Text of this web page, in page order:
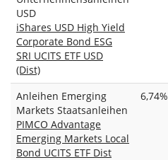
USD
iShares USD High Yield
Corporate Bond ESG
SRI UCITS ETF USD
(Dist)
Anleihen Emerging
Markets Staatsanleihen
PIMCO Advantage
Emerging Markets Local
Bond UCITS ETF Dist
6,74%